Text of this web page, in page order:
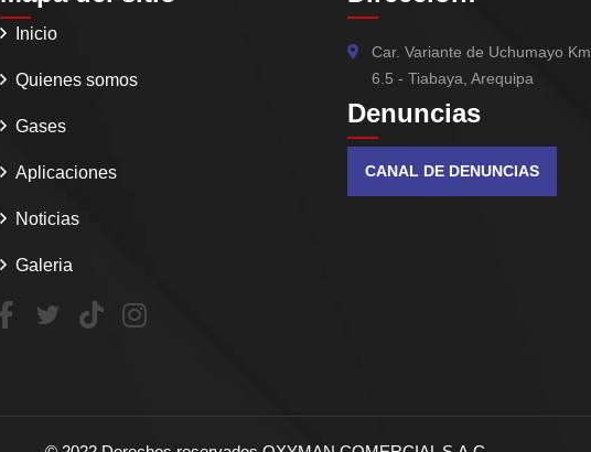
Inicio
Quienes somos
Gases
Aplicaciones
Noticias
Galeria
Car. Variante de Uchumayo Km
6.5 - Tiabaya, Arequipa
Denuncias
CANAL DE DENUNCIAS